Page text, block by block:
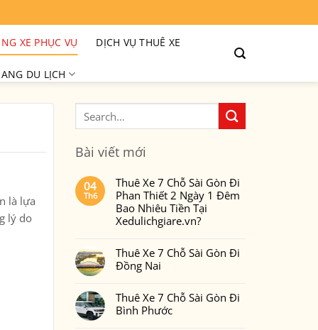
XE PHỤC VỤ DỊCH VỤ THUÊ XE
DU LỊCH
là lựa
lý do
Bài viết mới
04
Th6
Thuê Xe 7 Chỗ Sài Gòn Đi
Phan Thiết 2 Ngày 1 Đêm
Bao Nhiêu Tiền Tại
Xedulichgiare.vn?
bình
luận
ở
7
Chỗ
Sài
Thuê Xe 7 Chỗ Sài Gòn Đi
Đồng Nai
bình
luận
ở
Thuê Xe 7 Chỗ Sài Gòn Đi
Bình Phước